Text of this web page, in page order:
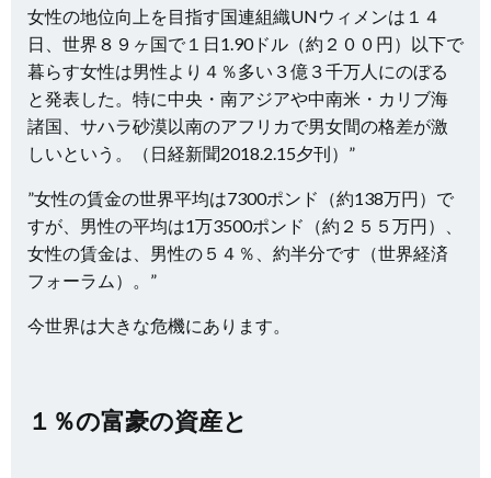
女性の地位向上を目指す国連組織UNウィメンは１４
日、世界８９ヶ国で１日1.90ドル（約２００円）以下で
暮らす女性は男性より４％多い３億３千万人にのぼる
と発表した。特に中央・南アジアや中南米・カリブ海
諸国、サハラ砂漠以南のアフリカで男女間の格差が激
しいという。（日経新聞2018.2.15夕刊）”
”女性の賃金の世界平均は7300ポンド（約138万円）で
すが、男性の平均は1万3500ポンド（約２５５万円）、
女性の賃金は、男性の５４％、約半分です（世界経済
フォーラム）。”
今世界は大きな危機にあります。
１％の富豪の資産と